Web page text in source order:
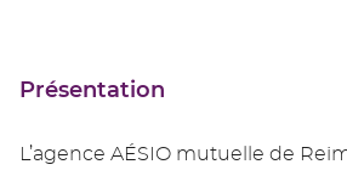
Présentation
L’agence AÉSIO mutuelle de